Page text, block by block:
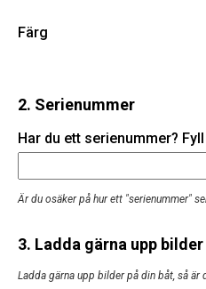
Färg
2. Serienummer
Har du ett serienummer? Fyll
Är du osäker på hur ett "serienummer"
3. Ladda gärna upp
Ladda gärna upp bilder på din båt, så